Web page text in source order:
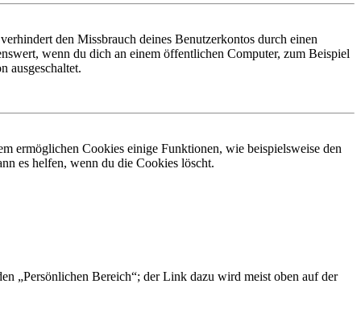
den Missbrauch deines Benutzerkontos durch einen
wenn du dich an einem öffentlichen Computer, zum Beispiel
ausgeschaltet.
ermöglichen Cookies einige Funktionen, wie beispielsweise den
es helfen, wenn du die Cookies löscht.
„Persönlichen Bereich“; der Link dazu wird meist oben auf der